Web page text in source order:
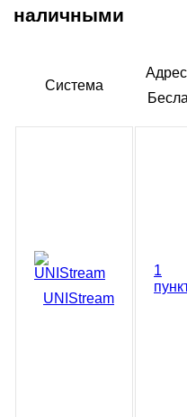
наличными
Система
UNIStream
1